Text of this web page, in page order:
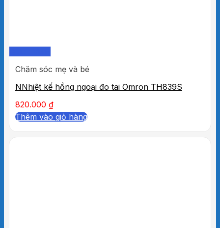
Chăm sóc mẹ và bé
NNhiệt kế hồng ngoại đo tai Omron TH839S
820.000 ₫
Thêm vào giỏ hàng